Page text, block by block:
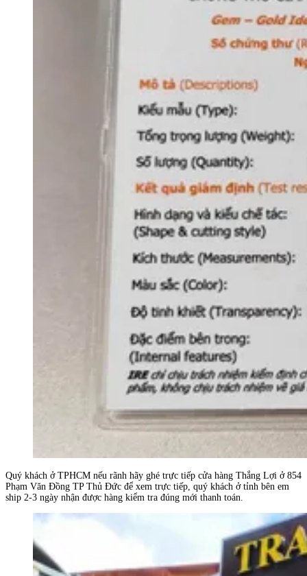
Quý khách ở TPHCM nếu rãnh hãy ghé trực tiếp cửa hàng Thắng Lợi ở 854
Phạm Văn Đồng TP Thủ Đức để xem trực tiếp, quý khách ở tỉnh bên em
ship 2-3 ngày nhận được hàng kiểm tra đúng mới thanh toán.